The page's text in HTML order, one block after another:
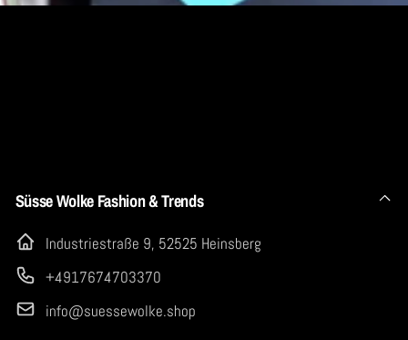
Süsse Wolke Fashion & Trends
Industriestraße 9, 52525 Heinsberg
+4917674703370
info@suessewolke.shop